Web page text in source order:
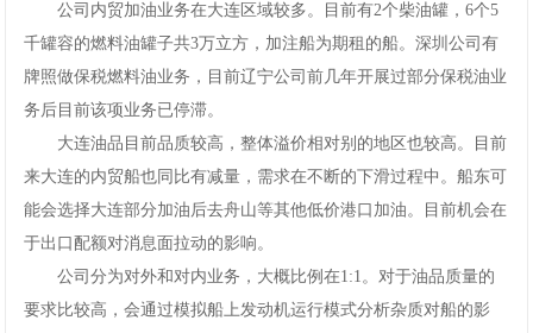
公司内贸加油业务在大连区域较多。目前有2个柴油罐，6个5
千罐容的燃料油罐子共3万立方，加注船为期租的船。深圳公司有
牌照做保税燃料油业务，目前辽宁公司前几年开展过部分保税油业
务后目前该项业务已停滞。
大连油品目前品质较高，整体溢价相对别的地区也较高。目前
来大连的内贸船也同比有减量，需求在不断的下滑过程中。船东可
能会选择大连部分加油后去舟山等其他低价港口加油。目前机会在
于出口配额对消息面拉动的影响。
公司分为对外和对内业务，大概比例在1:1。对于油品质量的
要求比较高，会通过模拟船上发动机运行模式分析杂质对船的影